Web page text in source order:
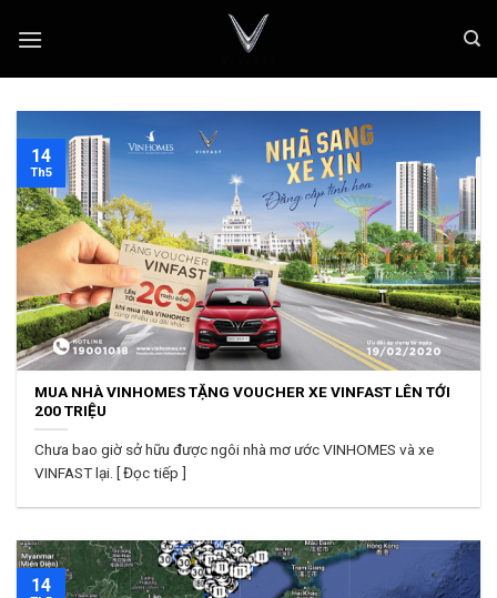
MUA NHÀ VINHOMES TẶNG VOUCHER XE VINFAST LÊN TỚI
200 TRIỆU
Chưa bao giờ sở hữu được ngôi nhà mơ ước VINHOMES và xe
VINFAST lại. [ Đọc tiếp ]
14
Th5
14